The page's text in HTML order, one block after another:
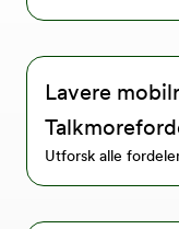
Lavere
Utforsk alle